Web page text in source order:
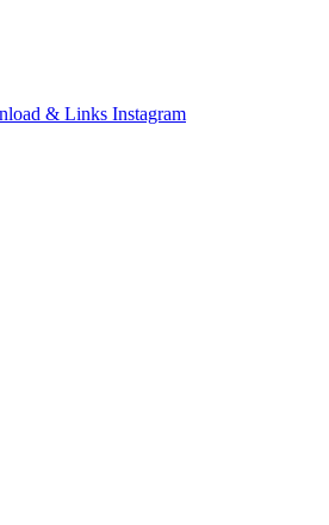
& Links Instagram